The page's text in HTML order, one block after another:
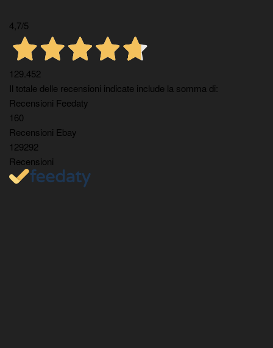
4,7/5
129.452
Il totale delle recensioni indicate include la somma di:
Recensioni Feedaty
160
Recensioni Ebay
129292
Recensioni